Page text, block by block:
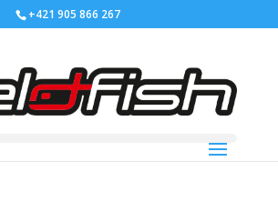
+421 905 866 267